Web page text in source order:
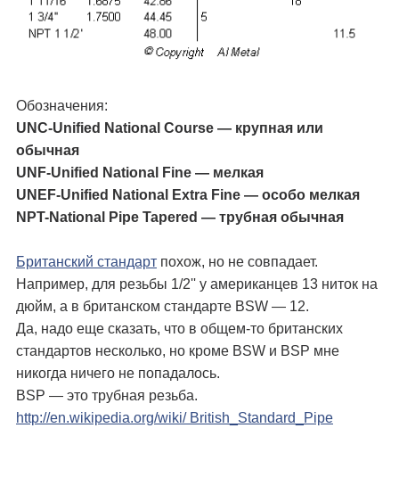
Обозначения:
UNC-Unified National Course — крупная или
обычная
UNF-Unified National Fine — мелкая
UNEF-Unified National Extra Fine — особо мелкая
NPT-National Pipe Tapered — трубная обычная
Британский стандарт похож, но не совпадает.
Например, для резьбы 1/2'' у американцев 13 ниток на
дюйм, а в британском стандарте BSW — 12.
Да, надо еще сказать, что в общем-то британских
стандартов несколько, но кроме BSW и BSP мне
никогда ничего не попадалось.
BSP — это трубная резьба.
http://en.wikipedia.org/wiki/ British_Standard_Pipe